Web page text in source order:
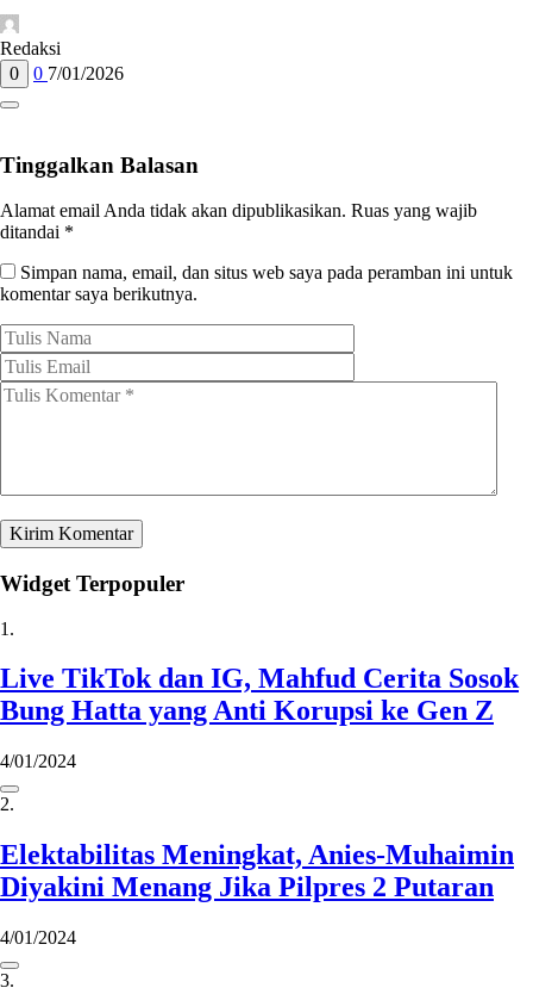
Redaksi
0
0 7/01/2026
Tinggalkan Balasan
Alamat email Anda tidak akan dipublikasikan. Ruas yang wajib
ditandai *
Simpan nama, email, dan situs web saya pada peramban ini untuk
komentar saya berikutnya.
Widget Terpopuler
1.
Live TikTok dan IG, Mahfud Cerita Sosok
Bung Hatta yang Anti Korupsi ke Gen Z
4/01/2024
2.
Elektabilitas Meningkat, Anies-Muhaimin
Diyakini Menang Jika Pilpres 2 Putaran
4/01/2024
3.